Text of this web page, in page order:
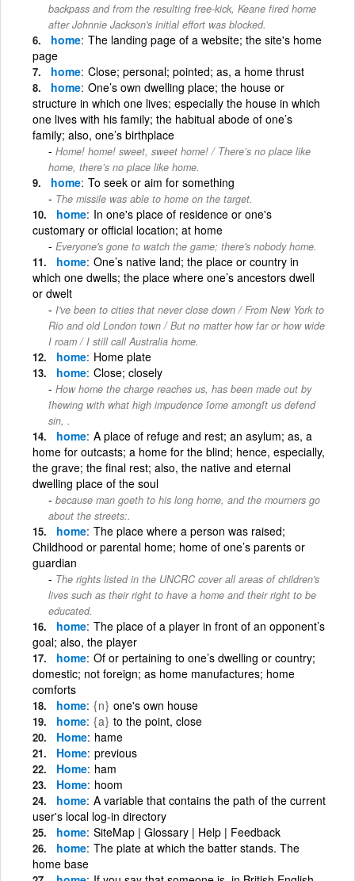
backpass and from the resulting free-kick, Keane fired home
after Johnnie Jackson's initial effort was blocked.
home The landing page of a website; the site's home
page
home Close; personal; pointed; as, a home thrust
home One’s own dwelling place; the house or
structure in which one lives; especially the house in which
one lives with his family; the habitual abode of one’s
family; also, one’s birthplace
Home! home! sweet, sweet home! / There’s no place like
home, there’s no place like home.
home To seek or aim for something
The missile was able to home on the target.
home In one's place of residence or one's
customary or official location; at home
Everyone's gone to watch the game; there's nobody home.
home One’s native land; the place or country in
which one dwells; the place where one’s ancestors dwell
or dwelt
I've been to cities that never close down / From New York to
Rio and old London town / But no matter how far or how wide
I roam / I still call Australia home.
home Home plate
home Close; closely
How home the charge reaches us, has been made out by
ẛhewing with what high impudence ẛome amongẛt us defend
sin, .
home A place of refuge and rest; an asylum; as, a
home for outcasts; a home for the blind; hence, especially,
the grave; the final rest; also, the native and eternal
dwelling place of the soul
because man goeth to his long home, and the mourners go
about the streets:.
home The place where a person was raised;
Childhood or parental home; home of one’s parents or
guardian
The rights listed in the UNCRC cover all areas of children's
lives such as their right to have a home and their right to be
educated.
home The place of a player in front of an opponent’s
goal; also, the player
home Of or pertaining to one’s dwelling or country;
domestic; not foreign; as home manufactures; home
comforts
home {n} one's own house
home {a} to the point, close
Home hame
Home previous
Home ham
Home hoom
home A variable that contains the path of the current
user's local log-in directory
home SiteMap | Glossary | Help | Feedback
home The plate at which the batter stands. The
home base